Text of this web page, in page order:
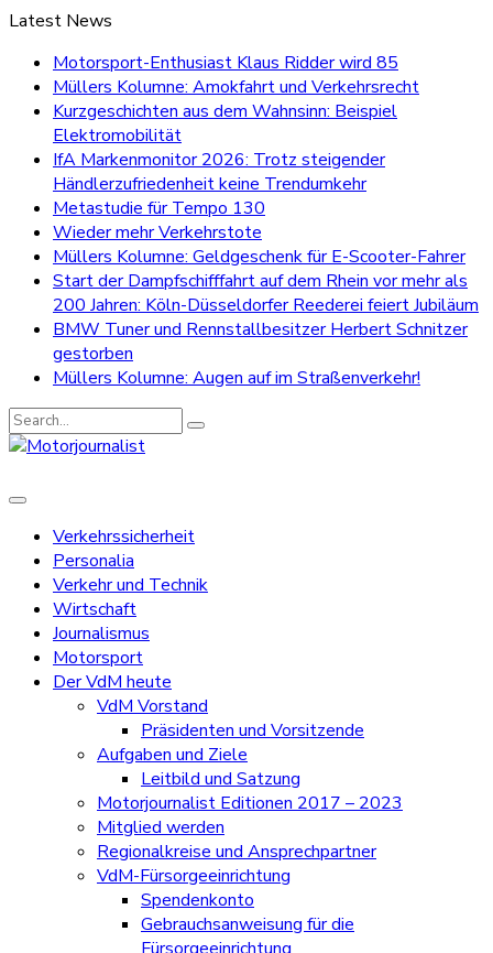
Latest News
Motorsport-Enthusiast Klaus Ridder wird 85
Müllers Kolumne: Amokfahrt und Verkehrsrecht
Kurzgeschichten aus dem Wahnsinn: Beispiel
Elektromobilität
IfA Markenmonitor 2026: Trotz steigender
Händlerzufriedenheit keine Trendumkehr
Metastudie für Tempo 130
Wieder mehr Verkehrstote
Müllers Kolumne: Geldgeschenk für E-Scooter-Fahrer
Start der Dampfschifffahrt auf dem Rhein vor mehr als
200 Jahren: Köln-Düsseldorfer Reederei feiert Jubiläum
BMW Tuner und Rennstallbesitzer Herbert Schnitzer
gestorben
Müllers Kolumne: Augen auf im Straßenverkehr!
Search
for:
Verkehrssicherheit
Personalia
Verkehr und Technik
Wirtschaft
Journalismus
Motorsport
Der VdM heute
VdM Vorstand
Präsidenten und Vorsitzende
Aufgaben und Ziele
Leitbild und Satzung
Motorjournalist Editionen 2017 – 2023
Mitglied werden
Regionalkreise und Ansprechpartner
VdM-Fürsorgeeinrichtung
Spendenkonto
Gebrauchsanweisung für die